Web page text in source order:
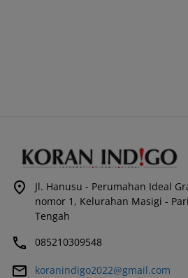
Jl. Hanusu - Perumahan Ideal
nomor 1, Kelurahan Masigi -
Tengah
085210309548
koranindigo2022@gmail.com